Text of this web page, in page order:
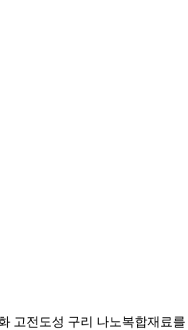
전도성 구리 나노복합재료